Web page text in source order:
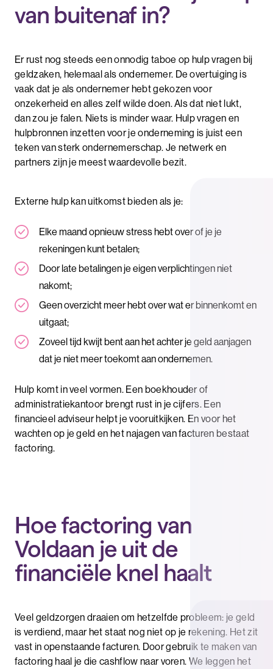
van buitenaf in?
Er rust nog steeds een onnodig taboe op hulp vragen bij
geldzaken, helemaal als ondernemer. De overtuiging is
vaak dat je als ondernemer hebt gekozen voor
onzekerheid en alles zelf wilde doen. Als dat niet lukt,
dan zou je falen. Niets is minder waar. Hulp vragen en
hulpbronnen inzetten voor je onderneming is juist een
teken van sterk ondernemerschap. Je netwerk en
partners zijn je meest waardevolle bezit.
Externe hulp kan uitkomst bieden als je:
Elke maand opnieuw stress hebt over of je je
rekeningen kunt betalen;
Door late betalingen je eigen verplichtingen niet
nakomt;
Geen overzicht meer hebt over wat er binnenkomt en
uitgaat;
Zoveel tijd kwijt bent aan het achter je geld aanjagen
dat je niet meer toekomt aan ondernemen.
Hulp komt in veel vormen. Een boekhouder of
administratiekantoor brengt rust in je cijfers. Een
financieel adviseur helpt je vooruitkijken. En voor het
wachten op je geld en het najagen van facturen bestaat
factoring.
Hoe factoring van
Voldaan je uit de
financiële knel haalt
Veel geldzorgen draaien om hetzelfde probleem: je geld
is verdiend, maar het staat nog niet op je rekening. Het zit
vast in openstaande facturen. Door gebruik te maken van
factoring haal je die cashflow naar voren. We leggen het